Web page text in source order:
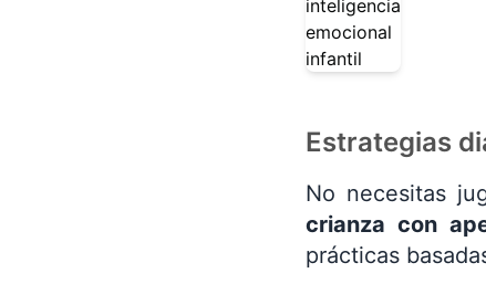
Estrategias
No necesitas
crianza con
prácticas